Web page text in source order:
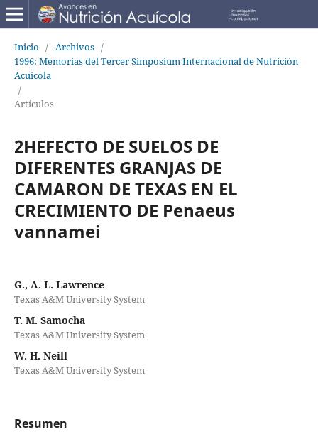
Inicio / Archivos /
1996: Memorias del Tercer Simposium Internacional de Nutrición
Acuícola
/
Artículos
2HEFECTO DE SUELOS DE
DIFERENTES GRANJAS DE
CAMARON DE TEXAS EN EL
CRECIMIENTO DE Penaeus
vannamei
G., A. L. Lawrence
Texas A&M University System
T. M. Samocha
Texas A&M University System
W. H. Neill
Texas A&M University System
Resumen